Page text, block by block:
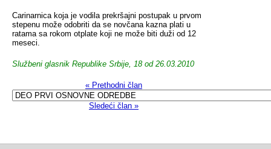
Carinarnica koja je vodila prekršajni postupak u prvom
stepenu može odobriti da se novčana kazna plati u
ratama sa rokom otplate koji ne može biti duži od 12
meseci.
Službeni glasnik Republike Srbije, 18 od 26.03.2010
« Prethodni član
Sledeći član »